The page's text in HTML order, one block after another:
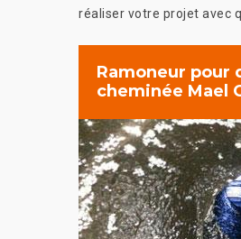
réaliser votre projet avec
Ramoneur pour
cheminée Mael